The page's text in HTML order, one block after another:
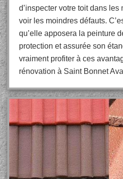
d’inspecter votre toit dans
voir les moindres défauts.
qu’elle apposera la peinture
protection et assurée son
vraiment profiter à ces
rénovation à Saint Bonnet